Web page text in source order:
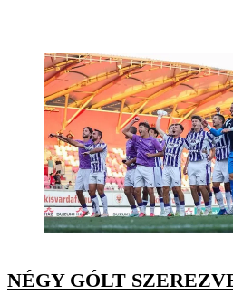
NÉGY GÓLT